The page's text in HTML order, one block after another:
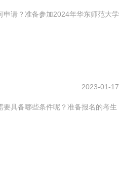
请？准备参加2024年华东师范大学
2023-01-17
具备哪些条件呢？准备报名的考生